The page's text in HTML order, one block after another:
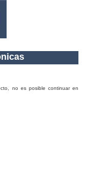
no es posible continuar en